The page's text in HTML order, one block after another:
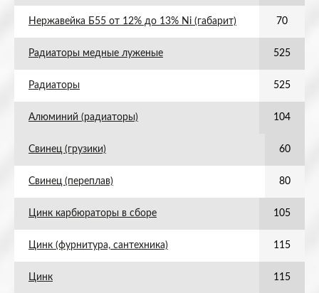
Нержавейка Б55 от 12% до 13% Ni (габарит) 70
Радиаторы медные луженые 525
Радиаторы 525
Алюминий (радиаторы) 104
Свинец (грузики) 60
Свинец (переплав) 80
Цинк карбюраторы в сборе 105
Цинк (фурнитура, сантехника) 115
Цинк 115